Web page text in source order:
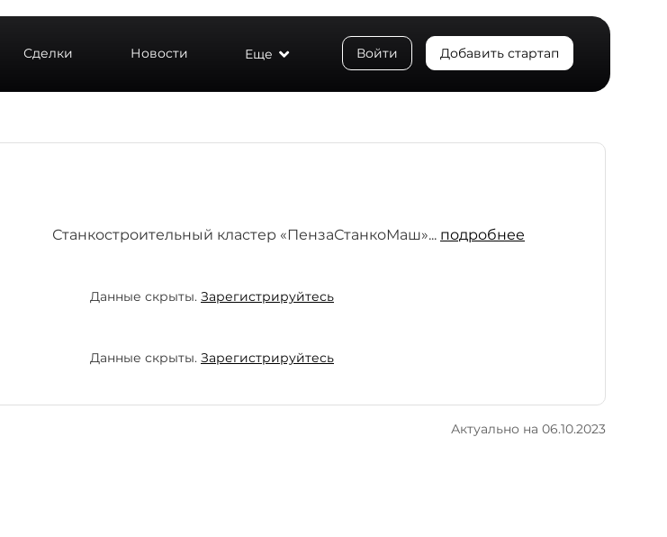
Сделки Новости Еще Войти Добавить стартап
Станкостроительный кластер «ПензаСтанкоМаш»... подробнее
Данные скрыты. Зарегистрируйтесь
Данные скрыты. Зарегистрируйтесь
Актуально на 06.10.2023